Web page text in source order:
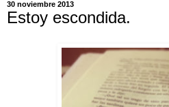
30 noviembre 2013
Estoy escondida.